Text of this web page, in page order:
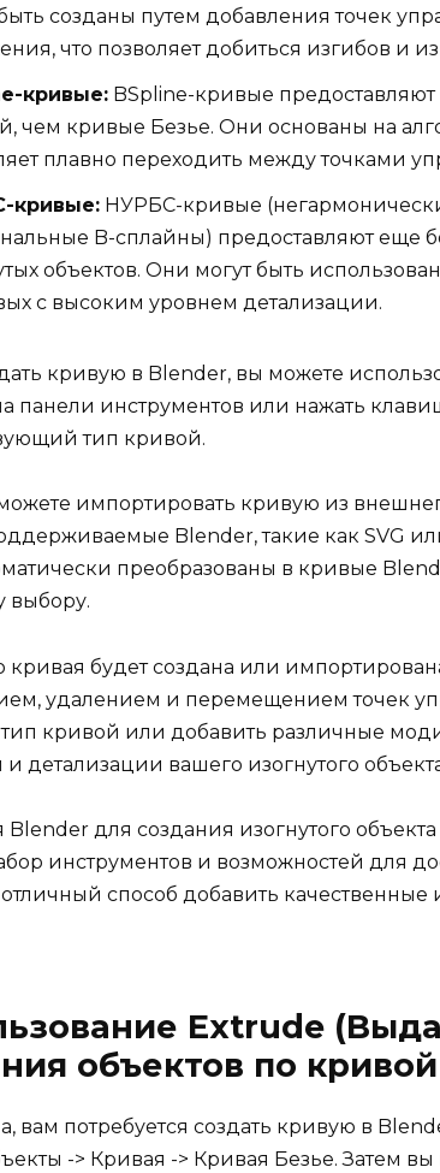
созданы путем добавления точек
что позволяет добиться изгибов и
кривые: BSpline-кривые
чем кривые Безье. Они основаны на
плавно переходить между точками
кривые: НУРБС-кривые
B-сплайны) предоставляют еще
объектов. Они могут быть
с высоким уровнем детализации.
кривую в Blender, вы можете
панели инструментов или нажать
тип кривой.
импортировать кривую из
Blender, такие как SVG
преобразованы в кривые
выбору.
кривая будет создана или
удалением и перемещением точек
кривой или добавить различные
и детализации вашего изогнутого
Blender для создания изогнутого
инструментов и возможностей для
отличный способ добавить
Extrude
объектов по кривой
вам потребуется создать кривую в
-> Кривая -> Кривая Безье. Затем